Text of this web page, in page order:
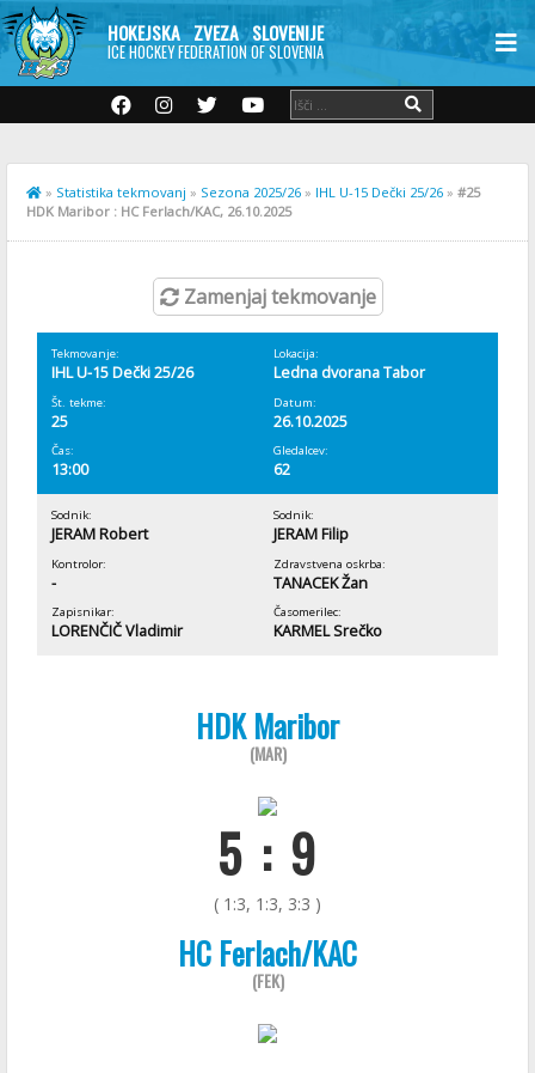
HOKEJSKA ZVEZA SLOVENIJE
ICE HOCKEY FEDERATION OF SLOVENIA
» Statistika tekmovanj » Sezona 2025/26 » IHL U-15 Dečki 25/26 » #25
HDK Maribor : HC Ferlach/KAC, 26.10.2025
Zamenjaj tekmovanje
Tekmovanje:
IHL U-15 Dečki 25/26
Lokacija:
Ledna dvorana Tabor
Št. tekme:
25
Datum:
26.10.2025
Čas:
13:00
Gledalcev:
62
Sodnik:
JERAM Robert
Sodnik:
JERAM Filip
Kontrolor:
-
Zdravstvena oskrba:
TANACEK Žan
Zapisnikar:
LORENČIČ Vladimir
Časomerilec:
KARMEL Srečko
HDK Maribor
(MAR)
5 : 9
( 1:3, 1:3, 3:3 )
HC Ferlach/KAC
(FEK)